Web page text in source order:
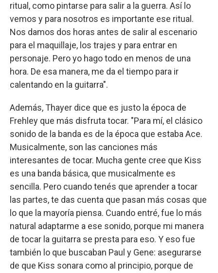
ritual, como pintarse para salir a la guerra. Así lo
vemos y para nosotros es importante ese ritual.
Nos damos dos horas antes de salir al escenario
para el maquillaje, los trajes y para entrar en
personaje. Pero yo hago todo en menos de una
hora. De esa manera, me da el tiempo para ir
calentando en la guitarra".
Además, Thayer dice que es justo la época de
Frehley que más disfruta tocar. "Para mí, el clásico
sonido de la banda es de la época que estaba Ace.
Musicalmente, son las canciones más
interesantes de tocar. Mucha gente cree que Kiss
es una banda básica, que musicalmente es
sencilla. Pero cuando tenés que aprender a tocar
las partes, te das cuenta que pasan más cosas que
lo que la mayoría piensa. Cuando entré, fue lo más
natural adaptarme a ese sonido, porque mi manera
de tocar la guitarra se presta para eso. Y eso fue
también lo que buscaban Paul y Gene: asegurarse
de que Kiss sonara como al principio, porque de